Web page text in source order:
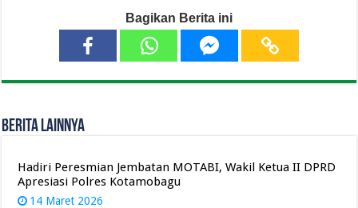
Bagikan Berita ini
Berita Lainnya
Hadiri Peresmian Jembatan MOTABI, Wakil Ketua II DPRD
Apresiasi Polres Kotamobagu
14 Maret 2026